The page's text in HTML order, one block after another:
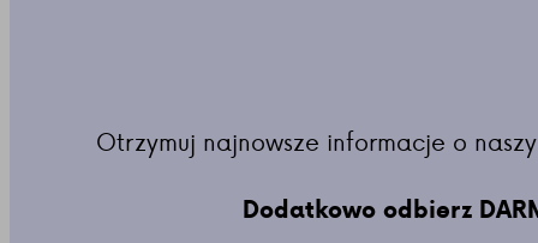
Otrzymuj najnowsze informacje o
Dodatkowo odbierz